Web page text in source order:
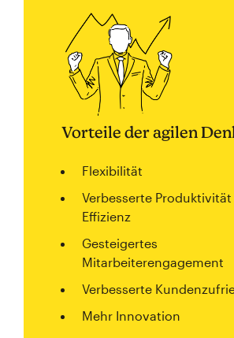
Vorteile der agilen
Flexibilität
Verbesserte
Effizienz
Gesteigertes
Mitarbeiterengagement
Verbesserte
Mehr Innovation